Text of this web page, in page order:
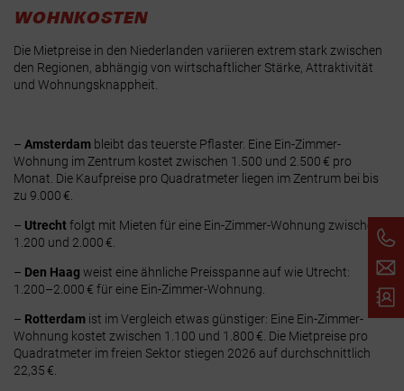
WOHNKOSTEN
Die Mietpreise in den Niederlanden variieren extrem stark zwischen
den Regionen, abhängig von wirtschaftlicher Stärke, Attraktivität
und Wohnungsknappheit.
– Amsterdam bleibt das teuerste Pflaster. Eine Ein-Zimmer-
Wohnung im Zentrum kostet zwischen 1.500 und 2.500 € pro
Monat . Die Kaufpreise pro Quadratmeter liegen im Zentrum bei bis
zu 9.000 €
– Utrechtfolgt mit Mieten für eine Ein-Zimmer-Wohnung zwischen
1.200 und 2.000 €
– Den Haag weist eine ähnliche Preisspanne auf wie Utrecht:
1.200–2.000 € für eine Ein-Zimmer-Wohnung
– Rotterdam ist im Vergleich etwas günstiger: Eine Ein-Zimmer-
Wohnung kostet zwischen 1.100 und 1.800 € . Die Mietpreise pro
Quadratmeter im freien Sektor stiegen 2026 auf durchschnittlich
22,35 €